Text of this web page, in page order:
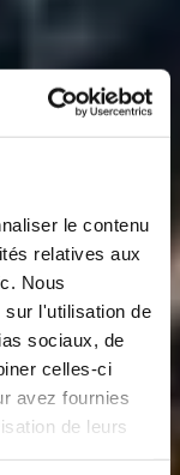
le contenu
relatives aux
Nous
sur l'utilisation de
sociaux, de
celles-ci
avez fournies
de leurs